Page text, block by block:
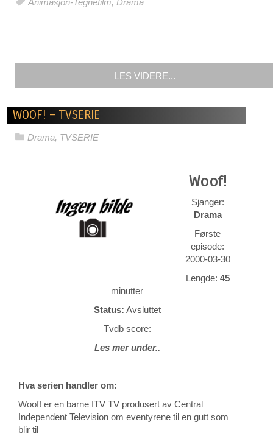
LES VIDERE...
WOOF! – TVSERIE
Drama, TVSERIE
Woof!
Sjanger:
Drama
Første
episode:
2000-03-30
Lengde: 45
minutter
Status: Avsluttet
Tvdb score:
Les mer under..
Hva serien handler om:
Woof! er en barne ITV TV produsert av Central
Independent Television om eventyrene til en gutt som
blir til